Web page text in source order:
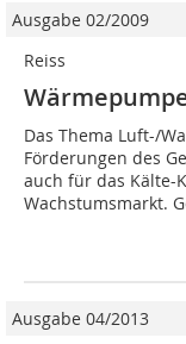
Ausgabe 02/2009
Reiss
Das Thema Luft-/
Förderungen des
auch für das Kälte-
Wachstumsmarkt.
Ausgabe 04/2013